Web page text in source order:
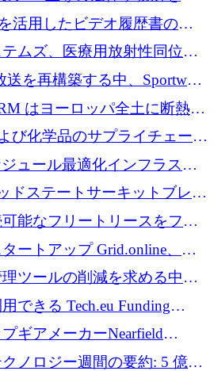
万ユーロを調達
活用したビデオ履歴書のた
を調達
ムズ、医療用放射性同位元
に対処するために2,300万ポ
を再構築する中、Sportway
を調達
はヨーロッパ全土に断熱材
1,750 万ユーロを投資
び化学品のサプライチェーン
ために 310 万ユーロを確保
ュール最適化インフラスト
るためにシリーズ A で
達
ドステートサーキットブレー
ために1,700万ユーロを調達
能なフリートリースをフラ
るために1,300万ユーロを確
ートアップ Grid.online、配
倍に増加し、400 万ユーロの
ツールの削減を求める中、
を 3,000 万ドルで支援
できる Tech.eu Funding
ギアメーカーNearfield
8,000万ドルを調達
ノロジー週間の要約: 5 億